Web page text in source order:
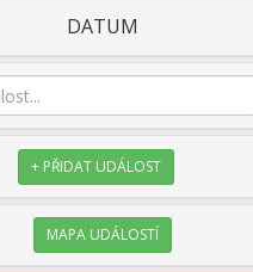
DATUM
+ PŘIDAT UDÁLOST
MAPA UDÁLOSTÍ